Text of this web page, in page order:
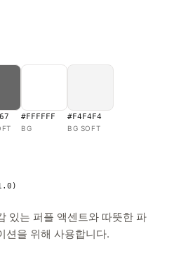
#FFFFFF
BG
#F4F4F4
BG SOFT
있는 퍼플 액센트와 따뜻한 파
션을 위해 사용합니다.